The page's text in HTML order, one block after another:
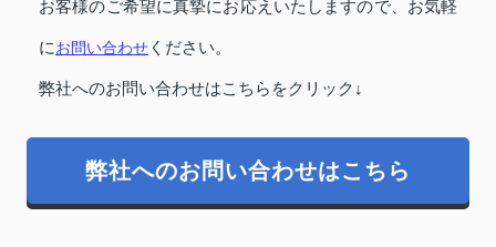
お客様のご希望に真摯にお応えいたしますので、お気軽
にお問い合わせ ください。
弊社へのお問い合わせはこちらをクリック↓
弊社へのお問い合わせはこちら